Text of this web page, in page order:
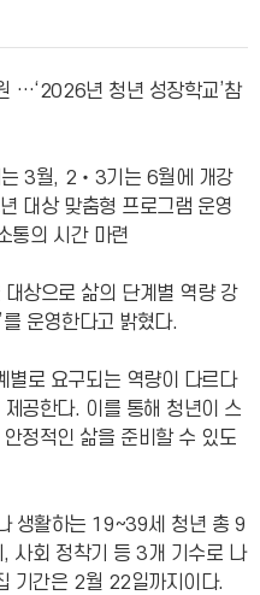
…‘2026년 청년 성장학교’참
3월, 2‧3기는 6월에 개강
대상 맞춤형 프로그램 운영
통의 시간 마련
상으로 삶의 단계별 역량 강
운영한다고 밝혔다.
별로 요구되는 역량이 다르다
공한다. 이를 통해 청년이 스
정적인 삶을 준비할 수 있도
생활하는 19~39세 청년 총 9
사회 정착기 등 3개 기수로 나
기간은 2월 22일까지이다.